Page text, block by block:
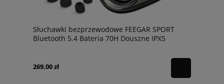
Słuchawki bezprzewodowe FEEGAR SPORT
Bluetooth 5.4 Bateria 70H Douszne IPX5
269,00 zł